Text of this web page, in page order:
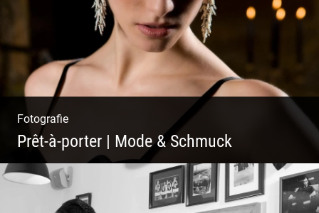
Fotografie
Prêt-à-porter | Mode & Schmuck